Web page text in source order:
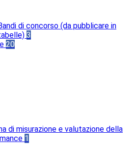
di concorso (da pubblicare in
3
20
di misurazione e valutazione della
1